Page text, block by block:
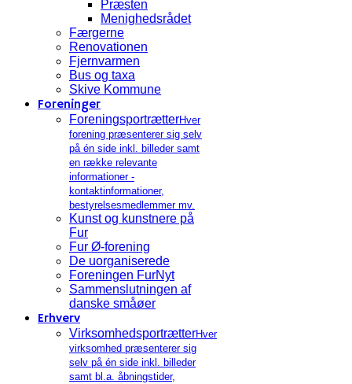
Præsten
Menighedsrådet
Færgerne
Renovationen
Fjernvarmen
Bus og taxa
Skive Kommune
Foreninger
ForeningsportrætterHver
forening præsenterer sig selv
på én side inkl. billeder samt
en række relevante
informationer -
kontaktinformationer,
bestyrelsesmedlemmer mv.
Kunst og kunstnere på
Fur
Fur Ø-forening
De uorganiserede
Foreningen FurNyt
Sammenslutningen af
danske småøer
Erhverv
VirksomhedsportrætterHver
virksomhed præsenterer sig
selv på én side inkl. billeder
samt bl.a. åbningstider,